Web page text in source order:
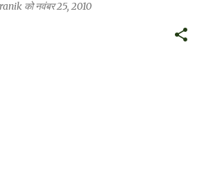
कोनवंबर 25, 2010